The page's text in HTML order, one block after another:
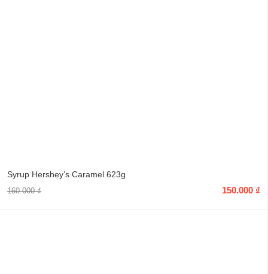
Syrup Hershey’s Caramel 623g
160.000₫ 150.000 ₫